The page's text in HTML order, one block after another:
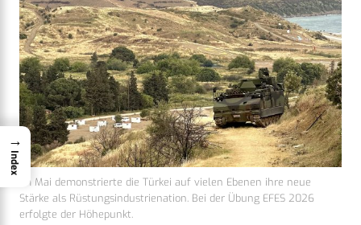
Im Mai demonstrierte die Türkei auf vielen Ebenen ihre neue
Stärke als Rüstungsindustrienation. Bei der Übung EFES 2026
erfolgte der Höhepunkt.
→
Index